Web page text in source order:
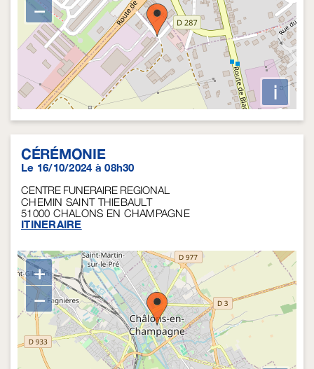
−
i
CÉRÉMONIE
Le 16/10/2024 à 08h30
CENTRE FUNERAIRE REGIONAL
CHEMIN SAINT THIEBAULT
51000 CHALONS EN CHAMPAGNE
ITINERAIRE
+
−